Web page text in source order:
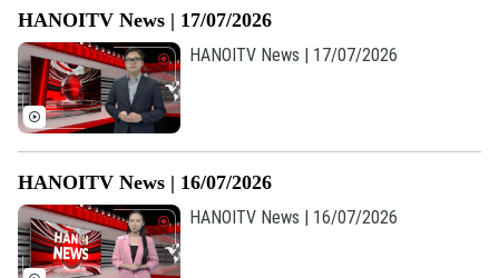
HANOITV News | 17/07/2026
HANOITV News | 17/07/2026
HANOITV News | 16/07/2026
HANOITV News | 16/07/2026